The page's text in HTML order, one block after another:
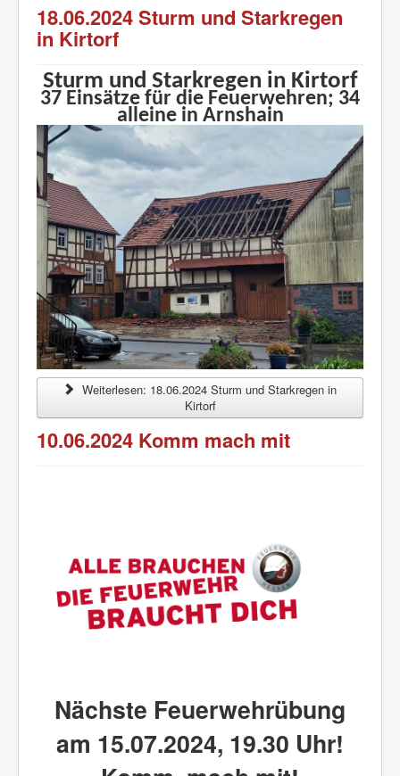
18.06.2024 Sturm und Starkregen
in Kirtorf
Sturm und Starkregen in Kirtorf
37 Einsätze für die Feuerwehren; 34
alleine in Arnshain
Weiterlesen: 18.06.2024 Sturm und Starkregen in
Kirtorf
10.06.2024 Komm mach mit
Nächste Feuerwehrübung
am 15.07.2024, 19.30 Uhr!